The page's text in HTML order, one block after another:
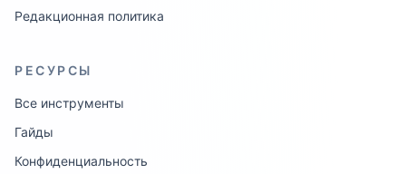
Редакционная политика
РЕСУРСЫ
Все инструменты
Гайды
Конфиденциальность